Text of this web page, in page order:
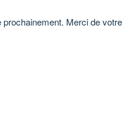
Merci de votre